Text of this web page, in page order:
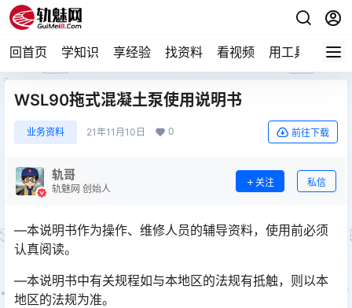
回首页 学知识 享经验 找资料 看视频 用工具 论技
WSL90拖式混凝土泵使用说明书
业务资料 21年11月10日 0 前往下载
轨哥
轨魅网 创始人
关注 私信
—本说明书作为操作、维修人员的辅导资料，使用前必须
认真阅读。
—本说明书中有关规程如与本地区的法规有抵触，则以本
地区的法规为准。